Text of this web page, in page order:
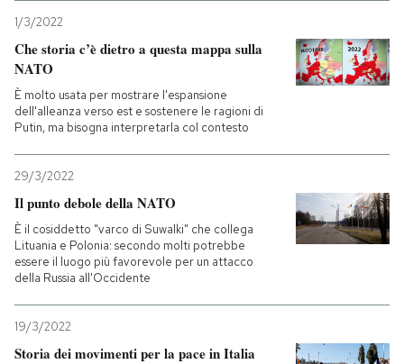
1/3/2022
Che storia c’è dietro a questa mappa sulla
NATO
È molto usata per mostrare l'espansione
dell'alleanza verso est e sostenere le ragioni di
Putin, ma bisogna interpretarla col contesto
29/3/2022
Il punto debole della NATO
È il cosiddetto "varco di Suwalki" che collega
Lituania e Polonia: secondo molti potrebbe
essere il luogo più favorevole per un attacco
della Russia all'Occidente
19/3/2022
Storia dei movimenti per la pace in Italia